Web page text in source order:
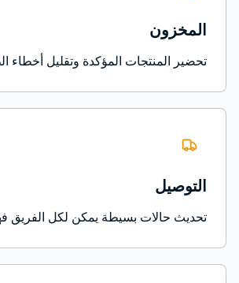
المخزون
تحضير المنتجات المؤكدة وتقليل أخطاء
التوصيل
تحديث حالات بسيطة يمكن لكل الفريق